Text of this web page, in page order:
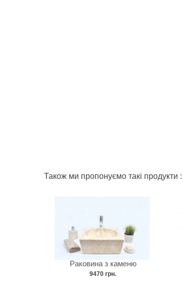
Також ми пропонуємо такі продукти :
Раковина з каменю
9470 грн.